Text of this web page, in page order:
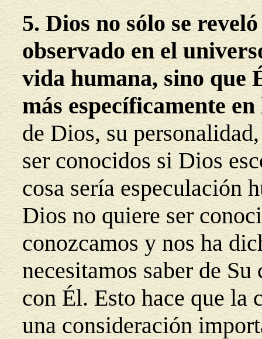
5. Dios no sólo se
observado en el
vida humana, sino que
más específicamente
de Dios, su
ser conocidos si Dios
cosa sería especulación
Dios no quiere ser
conozcamos y nos ha
necesitamos saber de
con Él. Esto hace que
una consideración